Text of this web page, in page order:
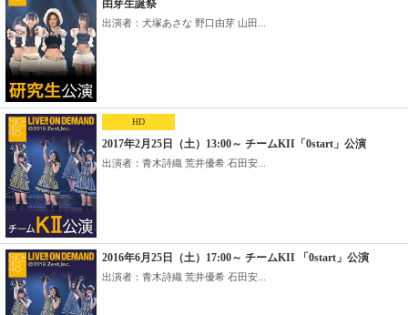
由芽生誕祭
出演者：犬塚あさな 野口由芽 山田...
HD
2017年2月25日（土）13:00～ チームKII「0start」公演
出演者：青木詩織 荒井優希 石田安...
2016年6月25日（土）17:00～ チームKII 「0start」公演
出演者：青木詩織 荒井優希 石田安...